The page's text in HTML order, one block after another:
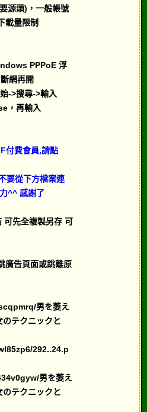
源頭)，一般帳號
載量限制
PPPoE 浮
網再開
->搜尋->輸入
，再輸入
付費會員,請點
從下方檔案連
^^ 感謝了
先全複製另存 可
廣告頁面或跳離原
男を萎え
テクニックと
292..24.p
男を萎え
テクニックと